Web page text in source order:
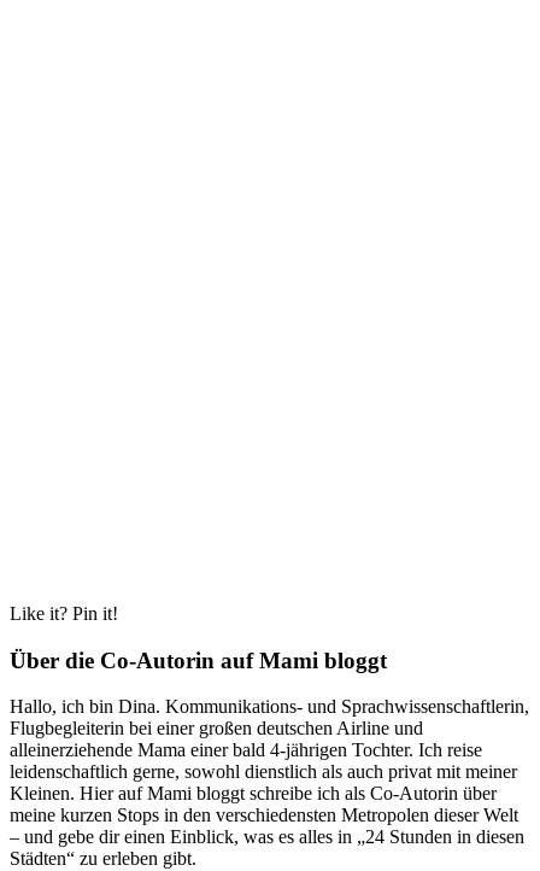
Like it? Pin it!
Über die Co-Autorin auf Mami bloggt
Hallo, ich bin Dina. Kommunikations- und Sprachwissenschaftlerin,
Flugbegleiterin bei einer großen deutschen Airline und
alleinerziehende Mama einer bald 4-jährigen Tochter. Ich reise
leidenschaftlich gerne, sowohl dienstlich als auch privat mit meiner
Kleinen. Hier auf Mami bloggt schreibe ich als Co-Autorin über
meine kurzen Stops in den verschiedensten Metropolen dieser Welt
– und gebe dir einen Einblick, was es alles in „24 Stunden in diesen
Städten“ zu erleben gibt.